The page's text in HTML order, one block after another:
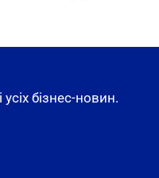
бізнес-новин.